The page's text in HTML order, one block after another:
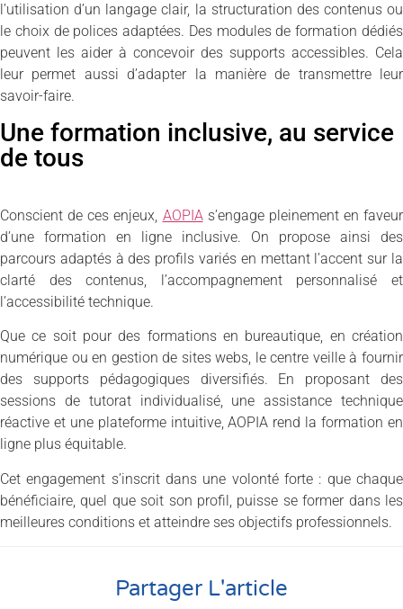
l’utilisation d’un langage clair, la structuration des contenus ou
le choix de polices adaptées. Des modules de formation dédiés
peuvent les aider à concevoir des supports accessibles. Cela
leur permet aussi d’adapter la manière de transmettre leur
savoir-faire.
Une formation inclusive, au service
de tous
Conscient de ces enjeux, AOPIAs’engage pleinement en faveur
d’une formation en ligne inclusive. On propose ainsi des
parcours adaptés à des profils variés en mettant l’accent sur la
clarté des contenus, l’accompagnement personnalisé et
l’accessibilité technique.
Que ce soit pour des formations en bureautique, en création
numérique ou en gestion de sites webs, le centre veille à fournir
des supports pédagogiques diversifiés. En proposant des
sessions de tutorat individualisé, une assistance technique
réactive et une plateforme intuitive, AOPIA rend la formation en
ligne plus équitable.
Cet engagement s’inscrit dans une volonté forte : que chaque
bénéficiaire, quel que soit son profil, puisse se former dans les
meilleures conditions et atteindre ses objectifs professionnels.
Partager L'article